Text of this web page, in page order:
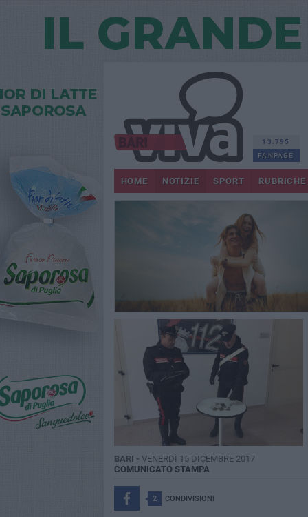
13.795
FANPAGE
HOME NOTIZIE SPORT RUBRICHE
BARI - VENERDÌ 15 DICEMBRE 2017
COMUNICATO STAMPA
2 CONDIVISIONI